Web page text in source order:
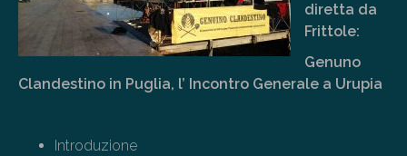
diretta da
Frittole:
Genuno
Clandestino in Puglia, l’ Incontro Generale a Urupia
Introduzione